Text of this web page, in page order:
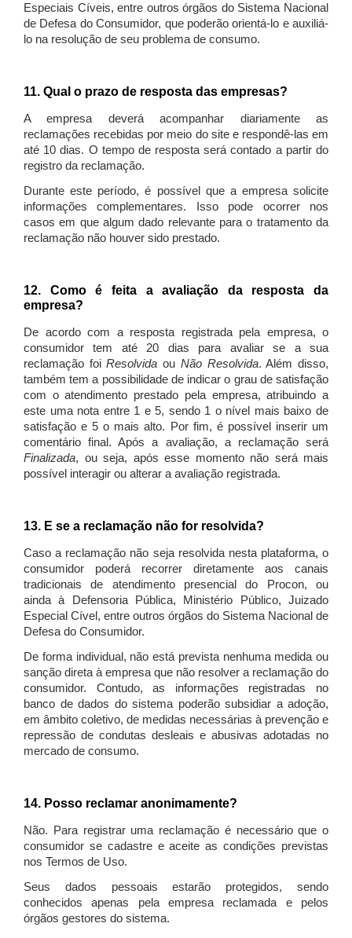
Especiais Cíveis, entre outros órgãos do Sistema Nacional
de Defesa do Consumidor, que poderão orientá-lo e auxiliá-
lo na resolução de seu problema de consumo.
11. Qual o prazo de resposta das empresas?
A empresa deverá acompanhar diariamente as
reclamações recebidas por meio do site e respondê-las em
até 10 dias. O tempo de resposta será contado a partir do
registro da reclamação.
Durante este período, é possível que a empresa solicite
informações complementares. Isso pode ocorrer nos
casos em que algum dado relevante para o tratamento da
reclamação não houver sido prestado.
12. Como é feita a avaliação da resposta da
empresa?
De acordo com a resposta registrada pela empresa, o
consumidor tem até 20 dias para avaliar se a sua
reclamação foiResolvida ou Não Resolvida. Além disso,
também tem a possibilidade de indicar o grau de satisfação
com o atendimento prestado pela empresa, atribuindo a
este uma nota entre 1 e 5, sendo 1 o nível mais baixo de
satisfação e 5 o mais alto. Por fim, é possível inserir um
comentário final. Após a avaliação, a reclamação será
Finalizada, ou seja, após esse momento não será mais
possível interagir ou alterar a avaliação registrada.
13. E se a reclamação não for resolvida?
Caso a reclamação não seja resolvida nesta plataforma, o
consumidor poderá recorrer diretamente aos canais
tradicionais de atendimento presencial do Procon, ou
ainda à Defensoria Pública, Ministério Público, Juizado
Especial Cível, entre outros órgãos do Sistema Nacional de
Defesa do Consumidor.
De forma individual, não está prevista nenhuma medida ou
sanção direta à empresa que não resolver a reclamação do
consumidor. Contudo, as informações registradas no
banco de dados do sistema poderão subsidiar a adoção,
em âmbito coletivo, de medidas necessárias à prevenção e
repressão de condutas desleais e abusivas adotadas no
mercado de consumo.
14. Posso reclamar anonimamente?
Não. Para registrar uma reclamação é necessário que o
consumidor se cadastre e aceite as condições previstas
nos Termos de Uso.
Seus dados pessoais estarão protegidos, sendo
conhecidos apenas pela empresa reclamada e pelos
órgãos gestores do sistema.